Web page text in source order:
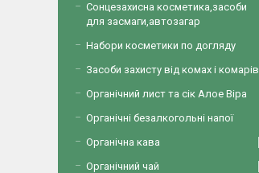
Сонцезахисна косметика,засоби
для засмаги,автозагар
Набори косметики по догляду
Засоби захисту від комах і комарів
Органічний лист та сік Алое Віра
Органічні безалкогольні напої
Органічна кава
Органічний чай